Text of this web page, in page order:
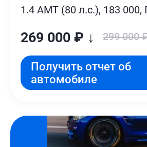
1.4 AMT (80 л.с.), 183
269 000 ₽ ↓ 299 000
Получить отчет об
автомобиле